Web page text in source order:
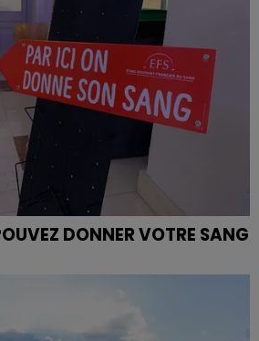
DONNER VOTRE SANG